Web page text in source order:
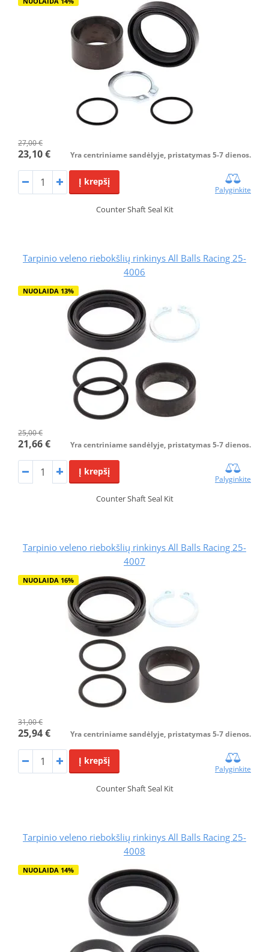
27,00 €
23,10 € Yra centriniame sandėlyje, pristatymas 5-7 dienos.
Į krepšį
Palyginkite
Counter Shaft Seal Kit
Tarpinio veleno riebokšlių rinkinys All Balls Racing 25-
4006
NUOLAIDA 13%
25,00 €
21,66 € Yra centriniame sandėlyje, pristatymas 5-7 dienos.
Į krepšį
Palyginkite
Counter Shaft Seal Kit
Tarpinio veleno riebokšlių rinkinys All Balls Racing 25-
4007
NUOLAIDA 16%
31,00 €
25,94 € Yra centriniame sandėlyje, pristatymas 5-7 dienos.
Į krepšį
Palyginkite
Counter Shaft Seal Kit
Tarpinio veleno riebokšlių rinkinys All Balls Racing 25-
4008
NUOLAIDA 14%